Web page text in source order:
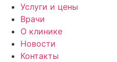
Услуги и цены
Врачи
О клинике
Новости
Контакты